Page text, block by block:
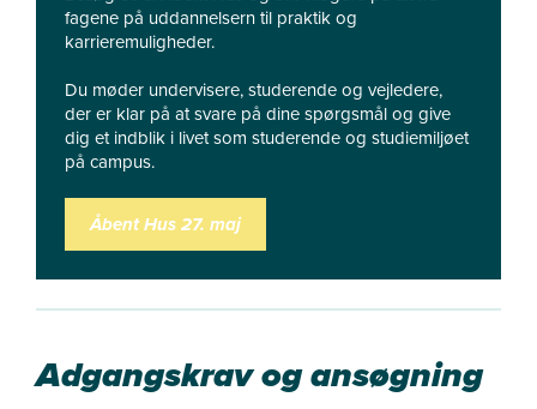
fagene på uddannelsern til praktik og
karrieremuligheder.
Du møder undervisere, studerende og vejledere,
der er klar på at svare på dine spørgsmål og give
dig et indblik i livet som studerende og studiemiljøet
på campus.
Åbent Hus 27. maj
Adgangskrav og ansøgning